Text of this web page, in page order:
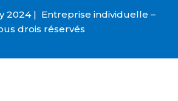
2024 | Entreprise individuelle –
drois réservés